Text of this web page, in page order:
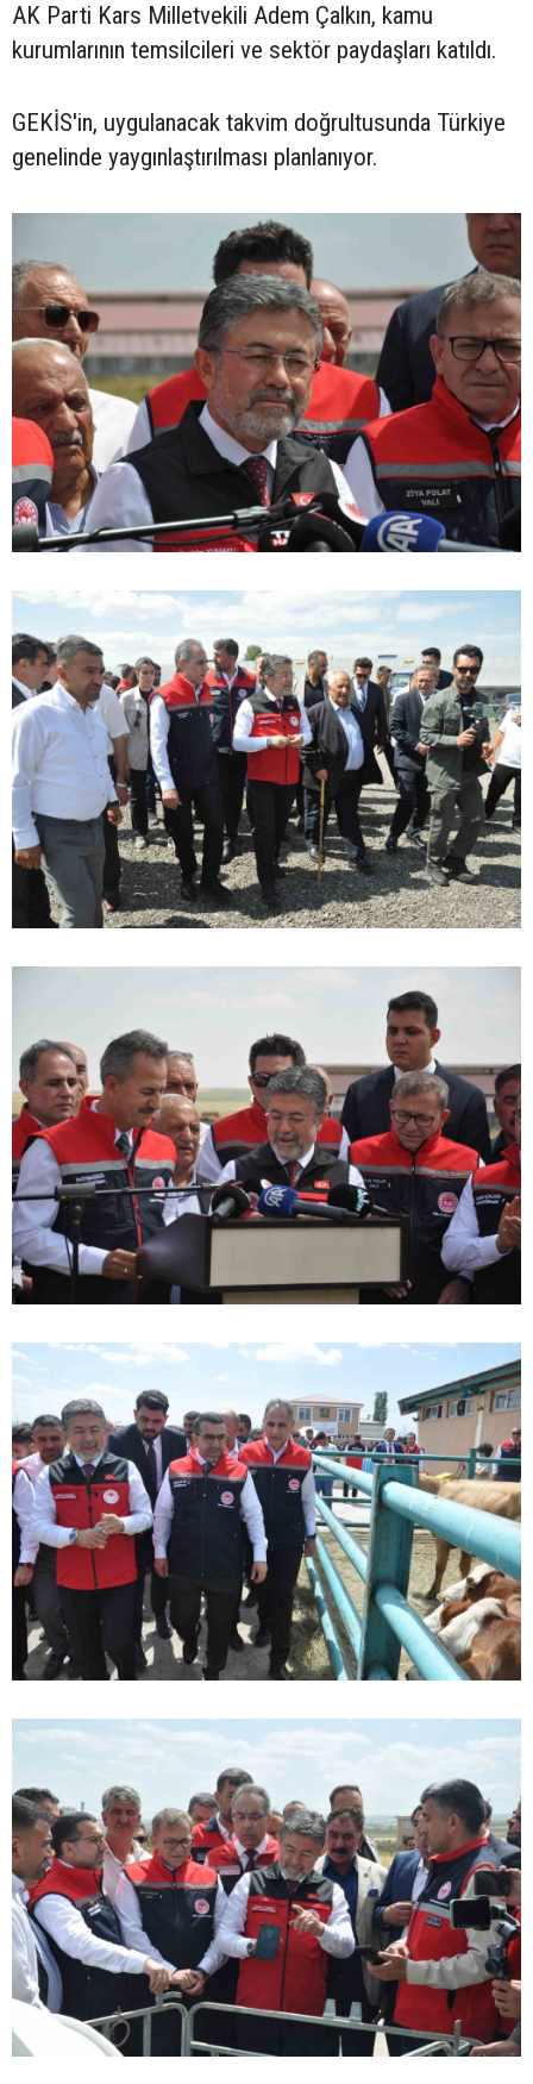
AK Parti Kars Milletvekili Adem Çalkın, kamu
kurumlarının temsilcileri ve sektör paydaşları katıldı.
GEKİS'in, uygulanacak takvim doğrultusunda Türkiye
genelinde yaygınlaştırılması planlanıyor.